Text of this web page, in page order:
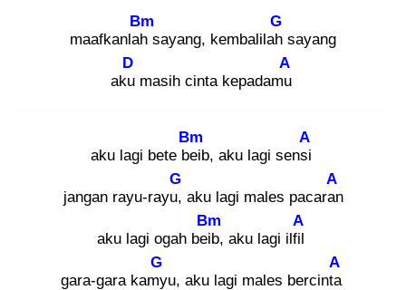
maafkanlah
Bm
sayang, kembalilah
G
sayang
aku
D
masih cinta kepadamu
A
aku lagi bete bei
Bm
b, aku lagi sensi
A
jangan rayu-rayu,
G
aku lagi males pacaran
A
aku lagi ogah beib
Bm
, aku lagi ilfil
A
gara-gara kamy
G
u, aku lagi males bercinta
A